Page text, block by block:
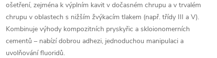
ošetření, zejména k výplním kavit v dočasném chrupu a v trvalém
chrupu v oblastech s nižším žvýkacím tlakem (např. třídy III a V).
Kombinuje výhody kompozitních pryskyřic a skloionomerních
cementů – nabízí dobrou adhezi, jednoduchou manipulaci a
uvolňování fluoridů.